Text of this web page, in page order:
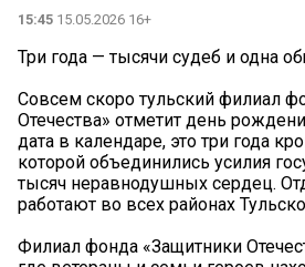
15:45 15.05.2026 16+
Три года — тысячи судеб и одна
Совсем скоро тульский филиал
Отечества» отметит день
дата в календаре, это три года
которой объединились усилия
тысяч неравнодушных сердец.
работают во всех районах
Филиал фонда «Защитники